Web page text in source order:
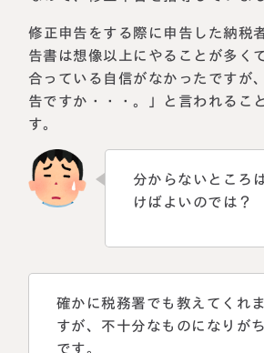
修正申告をする際に申告した納税
告書は想像以上にやることが多く
合っている自信がなかったですが
告ですか・・・。」と言われるこ
す。
分からないところ
けばよいのでは？
確かに税務署でも教えてくれま
すが、不十分なものになりがち
です。